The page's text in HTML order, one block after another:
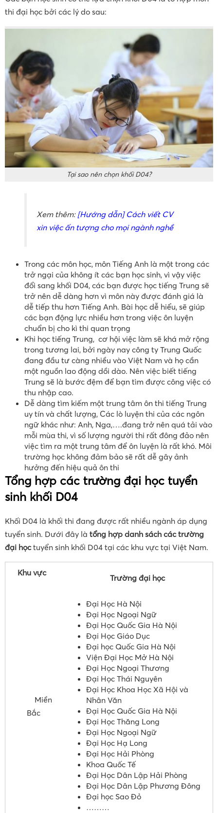
thi đại học bởi các lý do sau:
Tại sao nên chọn khối D04?
Xem thêm: [Hướng dẫn] Cách viết CV
xin việc ấn tượng cho mọi ngành nghề
Trong các môn học, môn Tiếng Anh là một trong các
trở ngại của không ít các bạn học sinh, vì vậy việc
đổi sang khối D04, các bạn được học tiếng Trung sẽ
trở nên dễ dàng hơn vì môn này được đánh giá là
dễ tiếp thu hơn Tiếng Anh. Bài học dễ hiểu, sẽ giúp
các bạn động lực nhiều hơn trong việc ôn luyện
chuẩn bị cho kì thi quan trọng
Khi học tiếng Trung, cơ hội việc làm sẽ khá mở rộng
trong tương lai, bởi ngày nay công ty Trung Quốc
đang đầu tư càng nhiều vào Việt Nam và họ cần
một nguồn lao động dồi dào. Nên việc biết tiếng
Trung sẽ là bước đệm để bạn tìm được công việc có
thu nhập cao.
Dễ dàng tìm kiếm một trung tâm ôn thi tiếng Trung
uy tín và chất lượng, Các lò luyện thi của các ngôn
ngữ khác như: Anh, Nga,….đang trở nên quá tải vào
mỗi mùa thi, vì số lượng người thi rất đông đảo nên
việc tìm ra một trung tâm để ôn luyện là rất khó. Môi
trường học không đảm bảo sẽ rất dễ gây ảnh
hưởng đến hiệu quả ôn thi
Tổng hợp các trường đại học tuyển
sinh khối D04
Khối D04 là khối thi đang được rất nhiều ngành áp dụng
tuyển sinh. Dưới đây là tổng hợp danh sách các trường
đại họctuyển sinh khối D04 tại các khu vực tại Việt Nam.
Khu vực
Trường đại học
Miền
Bắc
Đại Học Hà Nội
Đại Học Ngoại Ngữ
Đại Học Quốc Gia Hà Nội
Đại Học Giáo Dục
Đại học Quốc Gia Hà Nội
Viện Đại Học Mở Hà Nội
Đại Học Ngoại Thương
Đại Học Thái Nguyên
Đại Học Khoa Học Xã Hội và
Nhân Văn
Đại Học Quốc Gia Hà Nội
Đại Học Thăng Long
Đại Học Ngoại Ngữ
Đại Học Hạ Long
Đại Học Hải Phòng
Khoa Quốc Tế
Đại Học Dân Lập Hải Phòng
Đại Học Dân Lập Phương Đông
Đại học Sao Đỏ
………